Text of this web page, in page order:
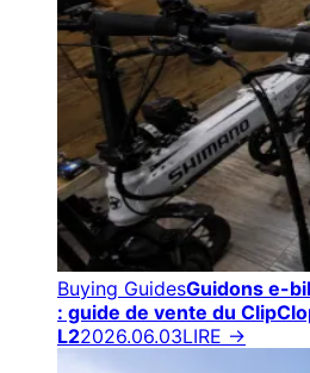
Buying GuidesGuidons e-
: guide de vente du
L22026.06.03LIRE →